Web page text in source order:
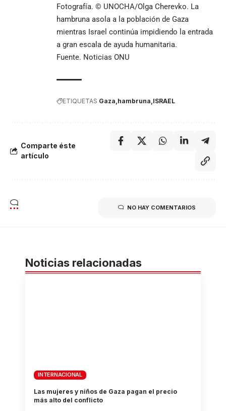
Fotografía. © UNOCHA/Olga Cherevko. La
hambruna asola a la población de Gaza
mientras Israel continúa impidiendo la entrada
a gran escala de ayuda humanitaria.
Fuente. Noticias ONU
ETIQUETAS Gaza hambruna ISRAEL
Comparte éste
artículo
NO HAY COMENTARIOS
Noticias relacionadas
INTERNACIONAL
Las mujeres y niños de Gaza pagan el precio
más alto del conflicto